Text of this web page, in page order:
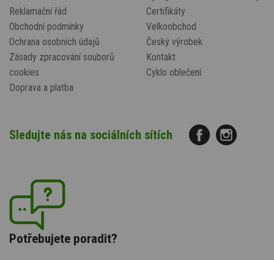
Reklamační řád
Obchodní podmínky
Ochrana osobních údajů
Zásady zpracování souborů
cookies
Doprava a platba
Certifikáty
Velkoobchod
Český výrobek
Kontakt
Cyklo oblečení
Sledujte nás na sociálních sítích
Potřebujete poradit?